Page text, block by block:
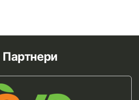
Партнери